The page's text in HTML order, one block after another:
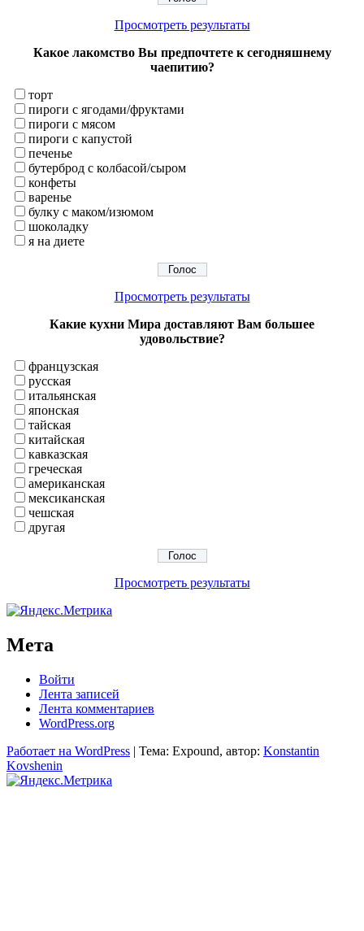
Просмотреть результаты
Какое лакомство Вы предпочтете к сегодняшнему
чаепитию?
торт
пироги с ягодами/фруктами
пироги с мясом
пироги с капустой
печенье
бутерброд с колбасой/сыром
конфеты
варенье
булку с маком/изюмом
шоколадку
я на диете
Просмотреть результаты
Какие кухни Мира доставляют Вам большее
удовольствие?
французская
русская
итальянская
японская
тайская
китайская
кавказская
греческая
американская
мексиканская
чешская
другая
Просмотреть результаты
Мета
Войти
Лента записей
Лента комментариев
WordPress.org
Работает на WordPress | Тема: Expound, автор: Konstantin
Kovshenin